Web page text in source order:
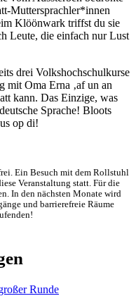
Muttersprachler*innen
Klöönwark triffst du sie
Leute, die einfach nur Lust
drei Volkshochschulkurse
mit Oma Erna ‚af un an
kann. Das Einzige, was
Sprache! Bloots
op di!
Ein Besuch mit dem Rollstuhl
Veranstaltung statt. Für die
In den nächsten Monate wird
und barrierefreie Räume